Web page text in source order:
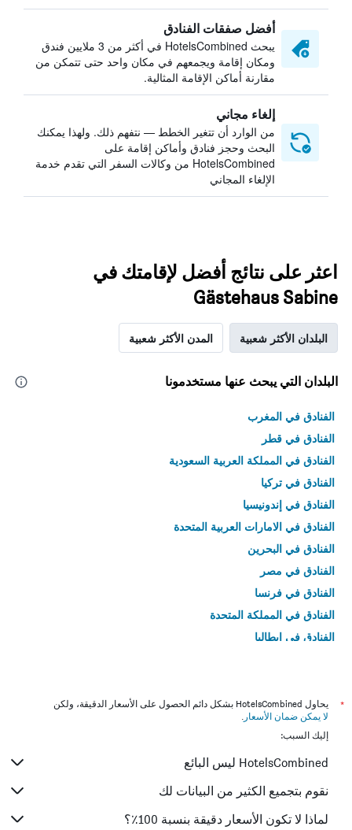
أفضل صفقات الفنادق
يبحث HotelsCombined في أكثر من 3 ملايين فندق
ومكان إقامة ويجمعهم في مكان واحد حتى تتمكن من
مقارنة أماكن الإقامة المثالية.
إلغاء مجاني
من الوارد أن تتغير الخطط — نتفهم ذلك. ولهذا يمكنك
البحث وحجز فنادق وأماكن إقامة على
HotelsCombined من وكالات السفر التي تقدم خدمة
الإلغاء المجاني
اعثر على نتائج أفضل لإقامتك في
Gästehaus Sabine
البلدان الأكثر شعبية المدن الأكثر شعبية
البلدان التي يبحث عنها مستخدمونا
الفنادق في المغرب
الفنادق في قطر
الفنادق في المملكة العربية السعودية
الفنادق في تركيا
الفنادق في إندونيسيا
الفنادق في الامارات العربية المتحدة
الفنادق في البحرين
الفنادق في مصر
الفنادق في فرنسا
الفنادق في المملكة المتحدة
الفنادق في إيطاليا
*
يحاول HotelsCombined بشكل دائم الحصول على الأسعار الدقيقة، ولكن
لا يمكن ضمان الأسعار .
إليك السبب:
HotelsCombined ليس البائع
نقوم بتجميع الكثير من البيانات لك
لماذا لا تكون الأسعار دقيقة بنسبة 100٪؟